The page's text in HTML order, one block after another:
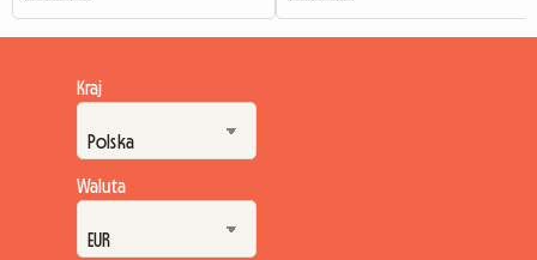
Kraj
Waluta